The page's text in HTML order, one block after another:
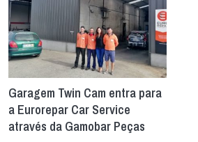
Garagem Twin Cam entra para
a Eurorepar Car Service
através da Gamobar Peças